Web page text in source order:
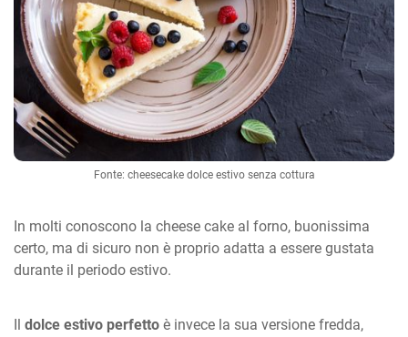
Fonte: cheesecake dolce estivo senza cottura
In molti conoscono la cheese cake al forno, buonissima
certo, ma di sicuro non è proprio adatta a essere gustata
durante il periodo estivo.
dolce estivo perfetto è invece la sua versione fredda,